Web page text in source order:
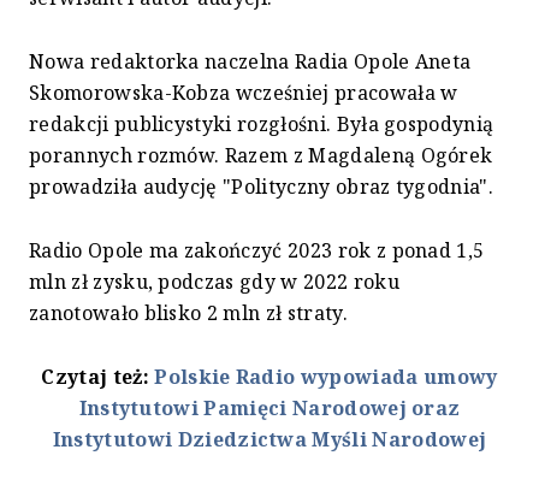
Nowa redaktorka naczelna Radia Opole Aneta
Skomorowska-Kobza wcześniej pracowała w
redakcji publicystyki rozgłośni. Była gospodynią
porannych rozmów. Razem z Magdaleną Ogórek
prowadziła audycję "Polityczny obraz tygodnia".
Radio Opole ma zakończyć 2023 rok z ponad 1,5
mln zł zysku, podczas gdy w 2022 roku
zanotowało blisko 2 mln zł straty.
Czytaj też:Polskie Radio wypowiada umowy
Instytutowi Pamięci Narodowej oraz
Instytutowi Dziedzictwa Myśli Narodowej